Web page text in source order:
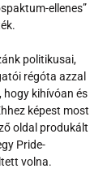
ellenes”
politikusai,
régóta azzal
hogy kihívóan és
képest most
oldal produkált
Pride-
volna.